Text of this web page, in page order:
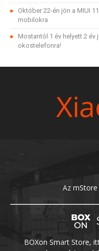
Október 22-én jön a MIUI
mobilokra
Mostantól 1 év helyett 2
okostelefonra!
Az mStore
BOXon Smart Store,